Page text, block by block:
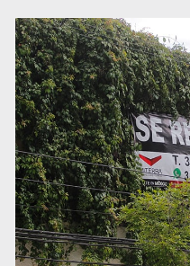
Impulsan jornada